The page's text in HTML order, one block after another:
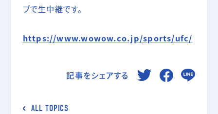
ブで生中継です。
https://www.wowow.co.jp/sports/ufc/
記事をシェアする
ALL TOPICS